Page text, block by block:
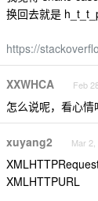
换回去就是
https://
XXWHCA Feb
怎么说呢，看心情
xuyang2 Mar
XMLHTTPURL